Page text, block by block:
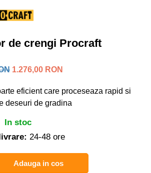
de crengi Procraft
1.276,00 RON
eficient care proceseaza rapid si
deseuri de gradina
In stoc
24-48 ore
Adauga in cos